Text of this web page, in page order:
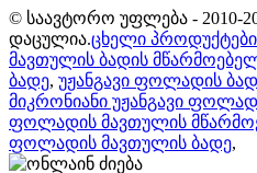
© საავტორო უფლება - 2010-
დაცულია.ცხელი პროდუქტები
მავთულის ბადის
ბადე, უჟანგავი ფოლადის
მიკრონიანი უჟანგავი
ფოლადის მავთულის
ფოლადის მავთულის ბადე,